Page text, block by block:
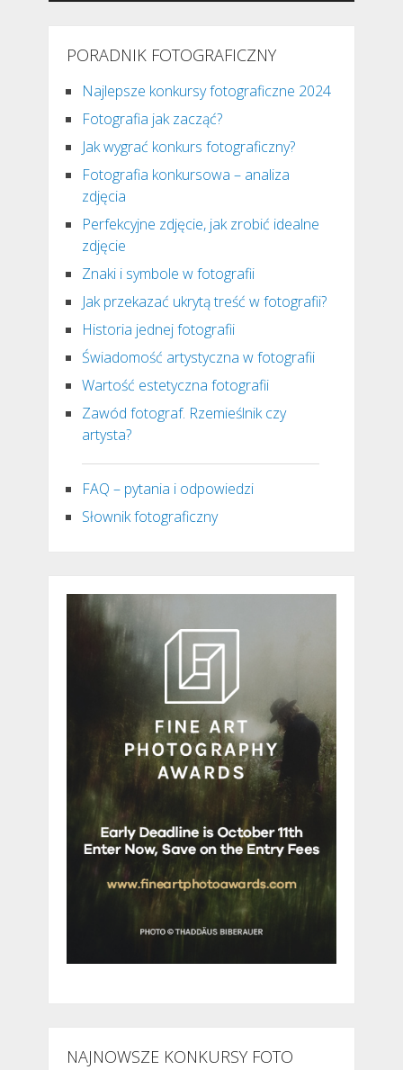
PORADNIK FOTOGRAFICZNY
Najlepsze konkursy fotograficzne 2024
Fotografia jak zacząć?
Jak wygrać konkurs fotograficzny?
Fotografia konkursowa – analiza
zdjęcia
Perfekcyjne zdjęcie, jak zrobić idealne
zdjęcie
Znaki i symbole w fotografii
Jak przekazać ukrytą treść w fotografii?
Historia jednej fotografii
Świadomość artystyczna w fotografii
Wartość estetyczna fotografii
Zawód fotograf. Rzemieślnik czy
artysta?
FAQ – pytania i odpowiedzi
Słownik fotograficzny
NAJNOWSZE KONKURSY FOTO